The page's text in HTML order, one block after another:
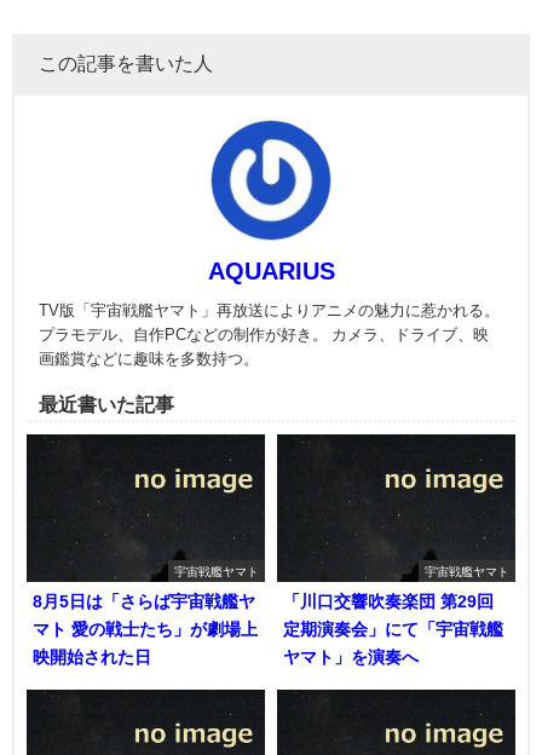
この記事を書いた人
AQUARIUS
TV版「宇宙戦艦ヤマト」再放送によりアニメの魅力に惹かれる。
プラモデル、自作PCなどの制作が好き。 カメラ、ドライブ、映
画鑑賞などに趣味を多数持つ。
最近書いた記事
宇宙戦艦ヤマト
8月5日は「さらば宇宙戦艦ヤ
マト 愛の戦士たち」が劇場上
映開始された日
宇宙戦艦ヤマト
「川口交響吹奏楽団 第29回
定期演奏会」にて「宇宙戦艦
ヤマト」を演奏へ